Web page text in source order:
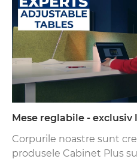
durata de viață a
utilizate aproape în
să fie una profitabilă.
Mese reglabile - exclusiv
Corpurile noastre sunt
produsele Cabinet Plus